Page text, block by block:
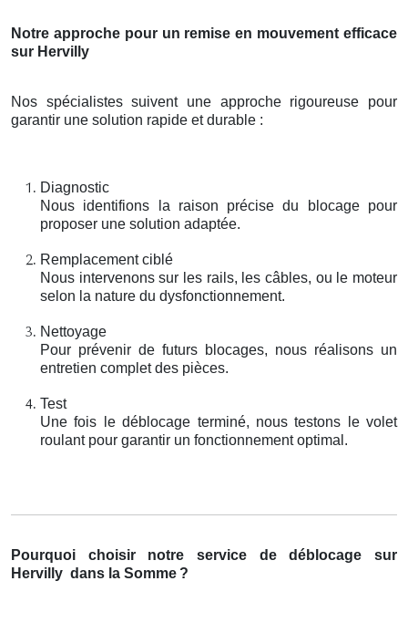
Notre approche pour un remise en mouvement efficace
sur Hervilly
Nos spécialistes suivent une approche rigoureuse pour
garantir une solution rapide et durable :
Diagnostic
Nous identifions la raison précise du blocage pour
proposer une solution adaptée.
Remplacement ciblé
Nous intervenons sur les rails, les câbles, ou le moteur
selon la nature du dysfonctionnement.
Nettoyage
Pour prévenir de futurs blocages, nous réalisons un
entretien complet des pièces.
Test
Une fois le déblocage terminé, nous testons le volet
roulant pour garantir un fonctionnement optimal.
Pourquoi choisir notre service de déblocage sur
Hervilly dans la Somme ?